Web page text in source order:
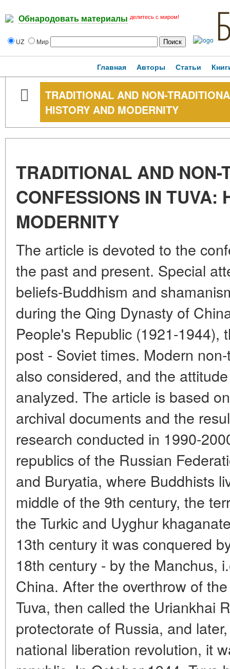
Обнародовать материалы делитесь с миром!
UZ Мир
Главная Авторы Статьи
TRADITIONAL AND NON-
HISTORY AND MODERNITY
TRADITIONAL AND NON-
CONFESSIONS IN TUVA:
MODERNITY
The article is devoted to the
the past and present. Special
beliefs-Buddhism and
during the Qing Dynasty of
People's Republic (1921-1944),
post - Soviet times. Modern
also considered, and the
analyzed. The article is based
archival documents and the
research conducted in 1990-
republics of the Russian
and Buryatia, where Buddhists
middle of the 9th century, the
the Turkic and Uyghur
13th century it was conquered
18th century - by the Manchus,
China. After the overthrow of
Tuva, then called the Uriankhai
protectorate of Russia, and
national liberation revolution, it